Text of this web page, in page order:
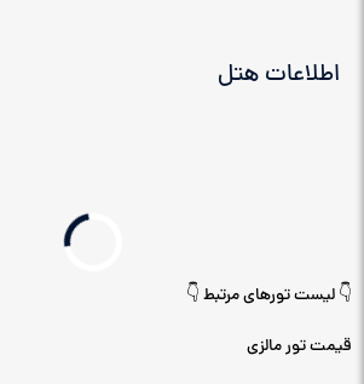
اطلاعات هتل
👇 لیست تورهای مرتبط 👇
قیمت تور مالزی